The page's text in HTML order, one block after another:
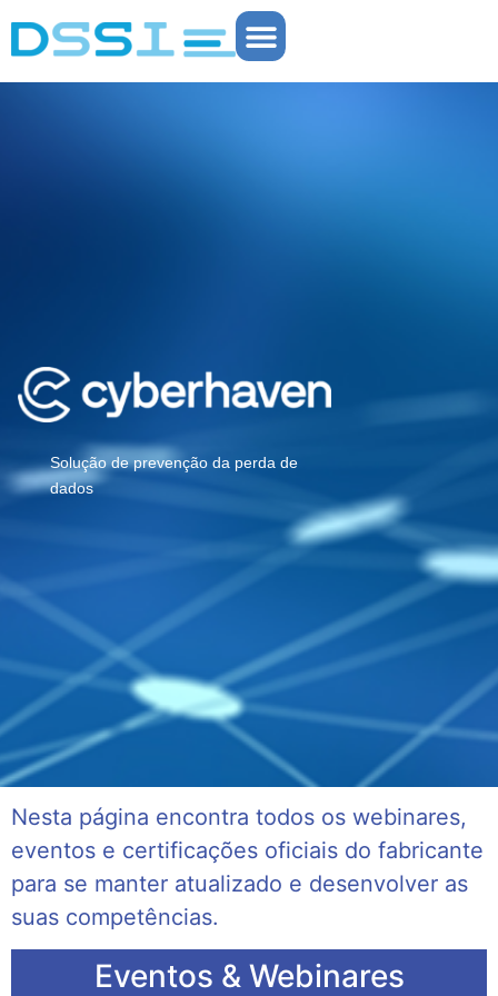
Solução de prevenção da perda de
dados
Nesta página encontra todos os webinares,
eventos e certificações oficiais do fabricante
para se manter atualizado e desenvolver as
suas competências.
Eventos & Webinares